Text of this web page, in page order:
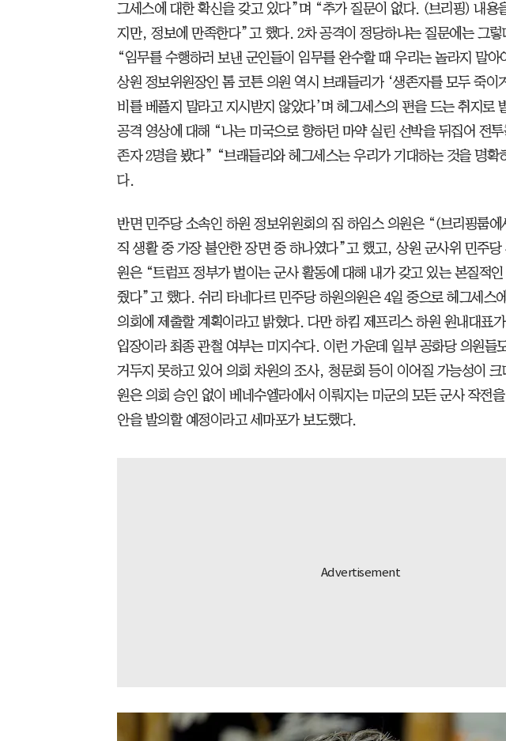
그세스에 대한 확신을 갖고 있다”며 “추가 질문이 없다. (브리핑) 내용
지만, 정보에 만족한다”고 했다. 2차 공격이 정당하냐는 질문에는 그렇
“임무를 수행하러 보낸 군인들이 임무를 완수할 때 우리는 놀라지 말아
상원 정보위원장인 톰 코튼 의원 역시 브래들리가 ‘생존자를 모두 죽이
비를 베풀지 말라고 지시받지 않았다’며 헤그세스의 편을 드는 취지로
공격 영상에 대해 “나는 미국으로 향하던 마약 실린 선박을 뒤집어 전
존자 2명을 봤다” “브래들리와 헤그세스는 우리가 기대하는 것을 명확
다.
반면 민주당 소속인 하원 정보위원회의 짐 하임스 의원은 “(브리핑룸
직 생활 중 가장 불안한 장면 중 하나였다”고 했고, 상원 군사위 민주당
원은 “트럼프 정부가 벌이는 군사 활동에 대해 내가 갖고 있는 본질적
줬다”고 했다. 쉬리 타네다르 민주당 하원의원은 4일 중으로 헤그세스
의회에 제출할 계획이라고 밝혔다. 다만 하킴 제프리스 하원 원내대표
입장이라 최종 관철 여부는 미지수다. 이런 가운데 일부 공화당 의원들
거두지 못하고 있어 의회 차원의 조사, 청문회 등이 이어질 가능성이 크
원은 의회 승인 없이 베네수엘라에서 이뤄지는 미군의 모든 군사 작전
안을 발의할 예정이라고 세마포가 보도했다.